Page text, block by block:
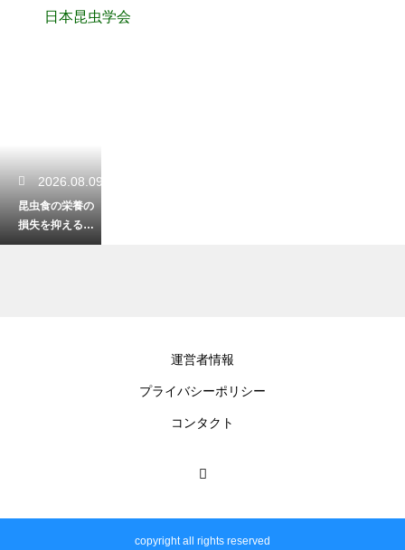
日本昆虫学会
2026.08.09
昆虫食の栄養の
損失を抑える最
適な保存とは？
運営者情報
プライバシーポリシー
コンタクト
copyright all rights reserved